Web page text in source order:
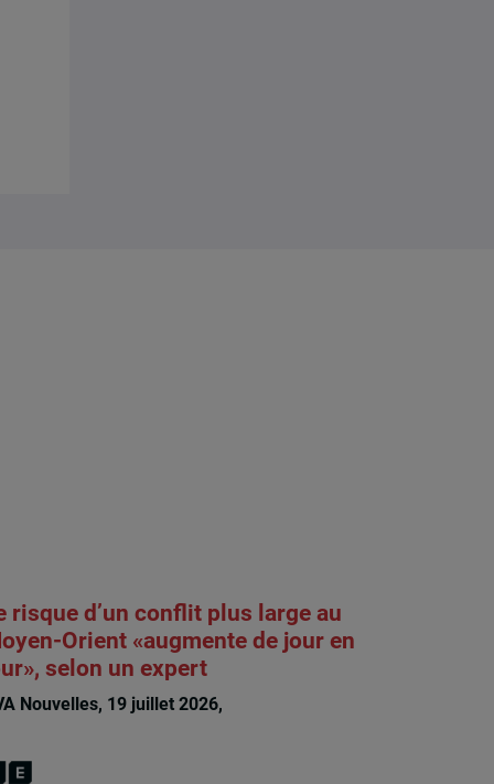
risque d’un conflit plus large au
Orient «augmente de jour en
selon un expert
Nouvelles, 19 juillet 2026,